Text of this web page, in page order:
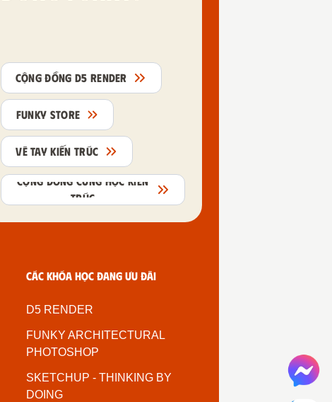
CỘNG ĐỒNG D5 RENDER
FUNKY STORE
VẼ TAY KIẾN TRÚC
CỘNG ĐỒNG CÙNG HỌC KIẾN
TRÚC
Các khóa học đang ưu đãi
D5 RENDER
FUNKY ARCHITECTURAL
PHOTOSHOP
SKETCHUP - THINKING BY
DOING